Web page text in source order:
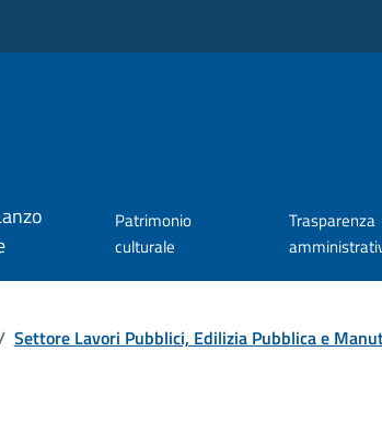
Patrimonio
culturale
Trasparenza
Settore Lavori Pubblici, Edilizia Pubblica e